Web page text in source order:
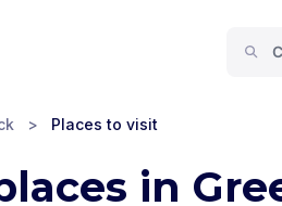
> Places to visit
in